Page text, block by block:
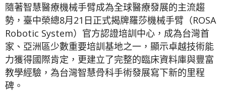
隨著智慧醫療機械手臂成為全球醫療發展的主流趨
勢，臺中榮總8月21日正式揭牌羅莎機械手臂（ROSA
Robotic System）官方認證培訓中心，成為台灣首
家、亞洲區少數重要培訓基地之一，顯示卓越技術能
力獲得國際肯定，更建立了完整的臨床資料庫與豐富
教學經驗，為台灣智慧骨科手術發展寫下新的里程
碑。